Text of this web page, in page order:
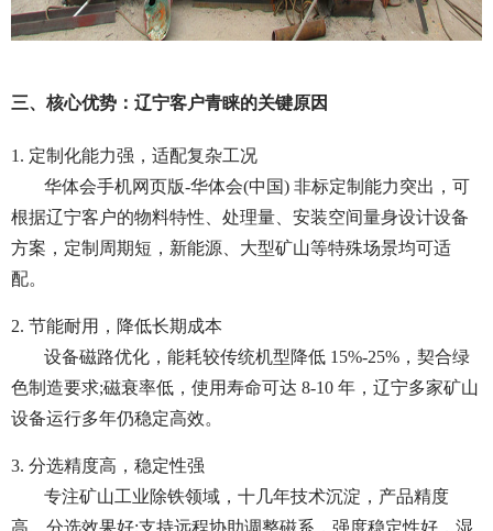
三、核心优势：辽宁客户青睐的关键原因
1. 定制化能力强，适配复杂工况
华体会手机网页版-华体会(中国) 非标定制能力突出，可
根据辽宁客户的物料特性、处理量、安装空间量身设计设备
方案，定制周期短，新能源、大型矿山等特殊场景均可适
配。
2. 节能耐用，降低长期成本
设备磁路优化，能耗较传统机型降低 15%-25%，契合绿
色制造要求;磁衰率低，使用寿命可达 8-10 年，辽宁多家矿山
设备运行多年仍稳定高效。
3. 分选精度高，稳定性强
专注矿山工业除铁领域，十几年技术沉淀，产品精度